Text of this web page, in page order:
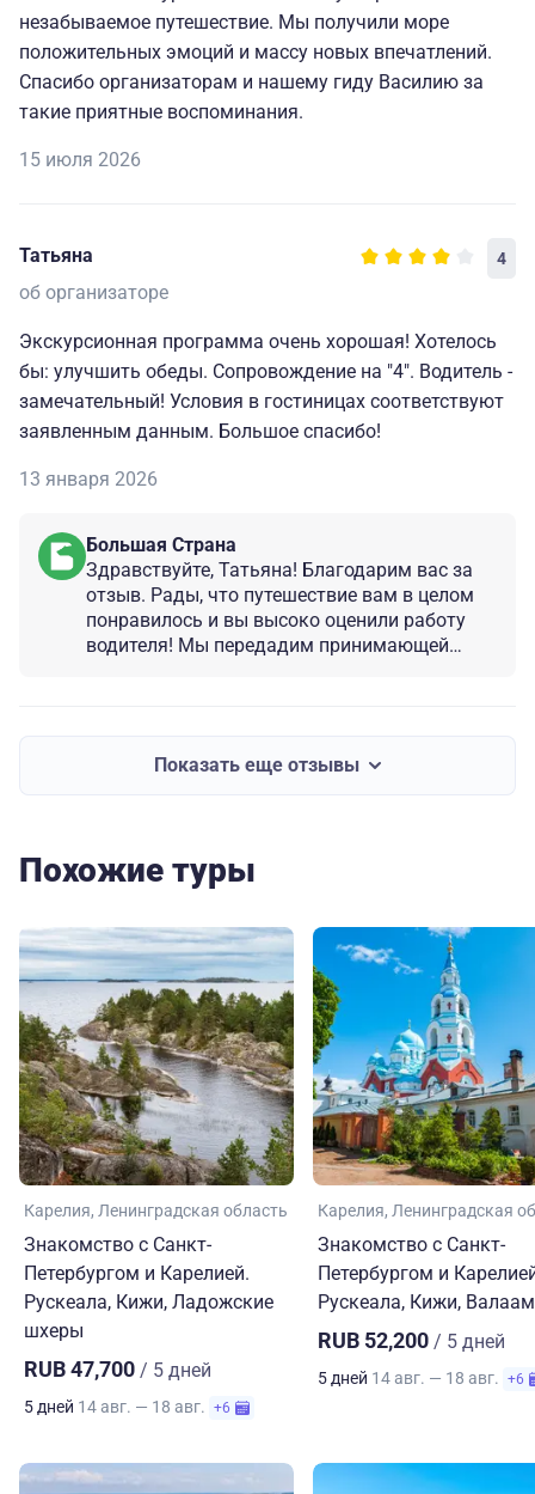
незабываемое путешествие. Мы получили море
положительных эмоций и массу новых впечатлений.
Спасибо организаторам и нашему гиду Василию за
такие приятные воспоминания.
15 июля 2026
Татьяна 4
об организаторе
Экскурсионная программа очень хорошая! Хотелось
бы: улучшить обеды. Сопровождение на "4". Водитель -
замечательный! Условия в гостиницах соответствуют
заявленным данным. Большое спасибо!
13 января 2026
Большая Страна
Здравствуйте, Татьяна! Благодарим вас за
отзыв. Рады, что путешествие вам в целом
понравилось и вы высоко оценили работу
водителя! Мы передадим принимающей
Показать еще отзывы
Похожие туры
Карелия Ленинградская область
Знакомство с Санкт-
Петербургом и Карелией.
Рускеала, Кижи, Ладожские
шхеры
RUB 47,700 / 5 дней
5 дней 14 авг. — 18 авг. +6
Карелия Ленинградская
Знакомство с Санкт-
Петербургом и
Рускеала, Кижи, Валаам
RUB 52,200 / 5 дней
5 дней 14 авг. — 18 авг. +6